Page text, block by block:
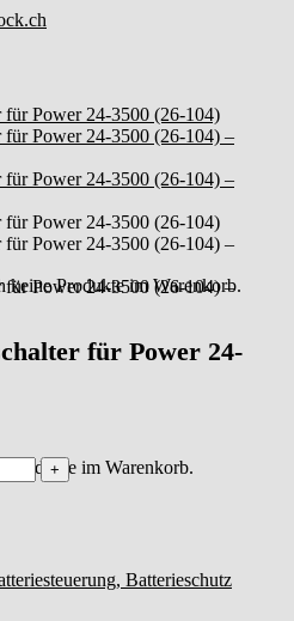
keine Produkte im Warenkorb.
Produkte im Warenkorb.
für Power 24-
Batterieschutz